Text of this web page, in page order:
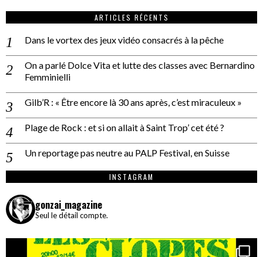
ARTICLES RÉCENTS
Dans le vortex des jeux vidéo consacrés à la pêche
On a parlé Dolce Vita et lutte des classes avec Bernardino
Femminielli
Gilb’R : « Être encore là 30 ans après, c’est miraculeux »
Plage de Rock : et si on allait à Saint Trop’ cet été ?
Un reportage pas neutre au PALP Festival, en Suisse
INSTAGRAM
gonzai_magazine
Seul le détail compte.